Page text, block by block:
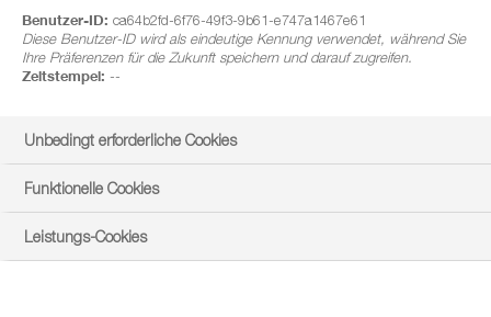
Benutzer-ID: ca64b2fd-6f76-49f3-9b61-e747a1467e61
Diese Benutzer-ID wird als eindeutige Kennung verwendet, während Sie
Ihre Präferenzen für die Zukunft speichern und darauf zugreifen.
Zeitstempel: --
Unbedingt erforderliche Cookies
Funktionelle Cookies
Leistungs-Cookies